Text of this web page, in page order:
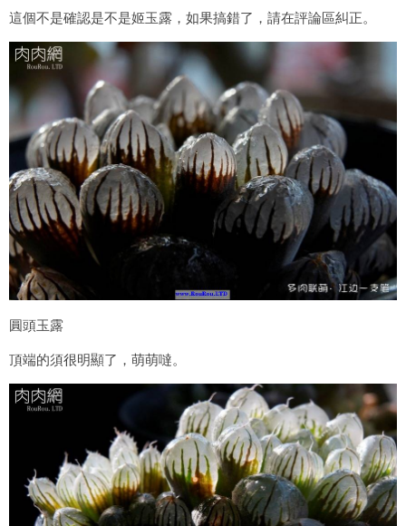
這個不是確認是不是姬玉露，如果搞錯了，請在評論區糾正。
圓頭玉露
頂端的須很明顯了，萌萌噠。